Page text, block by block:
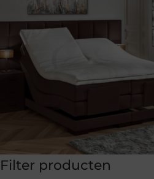
Filter producten